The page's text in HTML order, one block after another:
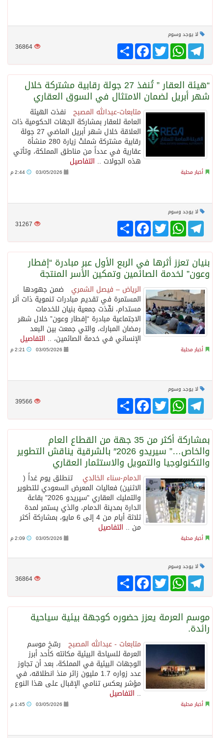
لا يوجد وسوم
36864 انشر
FacebookTwitter
WhatsAppTelegram
“هيئة العقار ” تُنفذ 27 جولة رقابية مشتركة خلال
شهر أبريل لضمان الامتثال في السوق العقاري
متابعات-عبدالله المصبح نفذت الهيئة
العامة للعقار بمشاركة الجهات الحكومية ذات
العلاقة خلال شهر أبريل الماضي 27 جولة
رقابية مشتركة شملتْ زيارة 280 منشأة
عقارية في عدداً من مناطق المملكة، وتأتي
هذه الجولات .. التفاصيل
أخبار محلية 03/05/2026
لا يوجد وسوم
31267 انشر
FacebookTwitter
WhatsAppTelegram
بنيان تعزز أثرها في الربع الأول عبر مبادرة “إفطار
وعون” لخدمة الصائمين وتمكين الأسر المنتجة
الرياض – فيصل الشمري ضمن جهودها
المستمرة في تقديم مبادرات تنموية ذات أثر
مستدام، نفّذت جمعية بنيان للخدمات
الاجتماعية مبادرة “إفطار وعون” خلال شهر
رمضان المبارك، والتي جمعت بين البعد
الإنساني في خدمة الصائمين، .. التفاصيل
أخبار محلية 03/05/2026
لا يوجد وسوم
39566 انشر
FacebookTwitter
WhatsAppTelegram
بمشاركة أكثر من 35 جهة من القطاع العام
والخاص…” سيريدو 2026″ بالشرقية يناقش التطوير
والتكنولوجيا والتمويل والاستثمار العقاري
الدمام-سناء الخالدي تنطلق يوم غداً (
الاثنين) فعاليات المعرض السعودي للتطوير
والتمليك العقاري "سيريدو 2026" بقاعة
الدارة بمدينة الدمام، والذي يستمر لمدة
ثلاثة أيام من 4 إلى 6 مايو، بمشاركة أكثر
من .. التفاصيل
أخبار محلية 03/05/2026
لا يوجد وسوم
36864 انشر
FacebookTwitter
WhatsAppTelegram
موسم العرمة يعزز حضوره كوجهة بيئية سياحية
رائدة.
متابعات - عبدالله المصبح رسّخ موسم
العرمة للسياحة البيئية مكانته كأحد أبرز
الوجهات البيئية في المملكة، بعد أن تجاوز
عدد زواره 1.7 مليون زائر منذ انطلاقه، في
مؤشر يعكس تنامي الإقبال على هذا النوع
.. التفاصيل
أخبار محلية 03/05/2026